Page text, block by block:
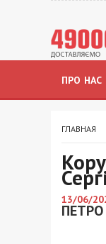
ПРО НАС
ГЛАВНАЯ
13/06/